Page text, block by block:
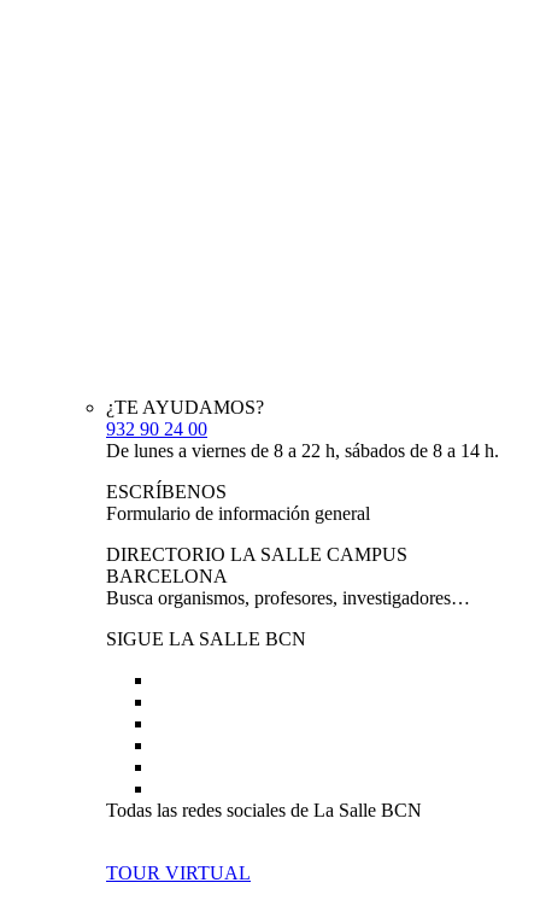
¿TE AYUDAMOS?
932 90 24 00
De lunes a viernes de 8 a 22 h, sábados de 8 a 14 h.
ESCRÍBENOS
Formulario de información general
DIRECTORIO LA SALLE CAMPUS
BARCELONA
Busca organismos, profesores, investigadores…
SIGUE LA SALLE BCN
Todas las redes sociales de La Salle BCN
TOUR VIRTUAL